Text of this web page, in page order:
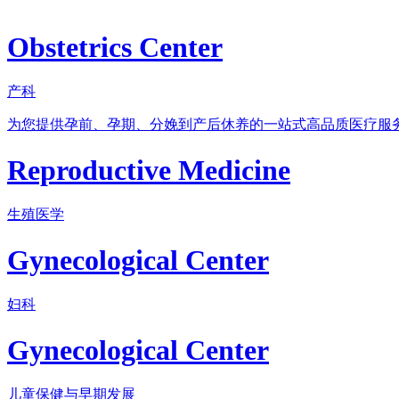
Obstetrics Center
产科
为您提供孕前、孕期、分娩到产后休养的一站式高品质医疗服
Reproductive Medicine
生殖医学
Gynecological Center
妇科
Gynecological Center
儿童保健与早期发展